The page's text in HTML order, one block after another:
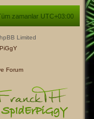
zamanlar UTC+03:00
Limited
Forum